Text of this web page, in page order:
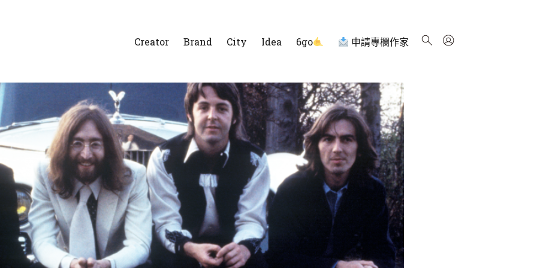
Creator Brand City Idea 6go 申請專欄作家